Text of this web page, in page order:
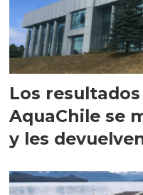
Los
AquaChile se
y les